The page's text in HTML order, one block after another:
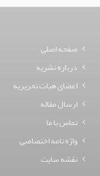
صفحه اصلی
درباره نشریه
اعضای هیات تحریریه
ارسال مقاله
تماس با ما
واژه نامه اختصاصی
نقشه سایت